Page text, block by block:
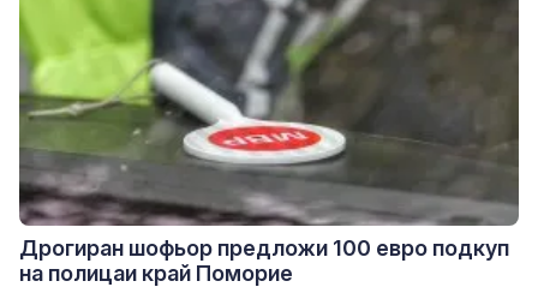
Дрогиран шофьор предложи 100 евро подкуп
на полицаи край Поморие